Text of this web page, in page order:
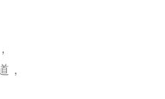
，